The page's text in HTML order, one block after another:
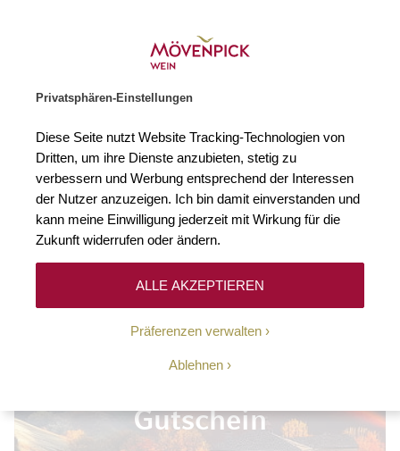
Privatsphären-Einstellungen
Diese Seite nutzt Website Tracking-Technologien von
Dritten, um ihre Dienste anzubieten, stetig zu
verbessern und Werbung entsprechend der Interessen
der Nutzer anzuzeigen. Ich bin damit einverstanden und
kann meine Einwilligung jederzeit mit Wirkung für die
Zukunft widerrufen oder ändern.
Präferenzen verwalten
Ablehnen
ALLE AKZEPTIEREN
Tessin 0
Leider können wir keine passenden Produkte zu
ihrer Auswahl finden.
Gutschein